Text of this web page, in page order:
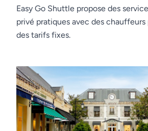
Easy Go Shuttle propose des
privé pratiques avec des
des tarifs fixes.